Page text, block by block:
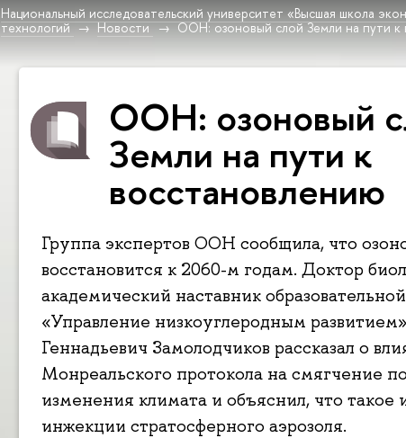
Национальный исследовательский университет «Высшая школа
технологий
Новости ООН: озоновый слой Земли на пути к
ООН: озоновый
Земли на пути к
восстановлению
Группа экспертов ООН сообщила, что
восстановится к 2060-м годам. Доктор
академический наставник
«Управление низкоуглеродным
Геннадьевич Замолодчиков рассказал о
Монреальского протокола на смягчение
изменения климата и объяснил, что такое
инжекции стратосферного аэрозоля.